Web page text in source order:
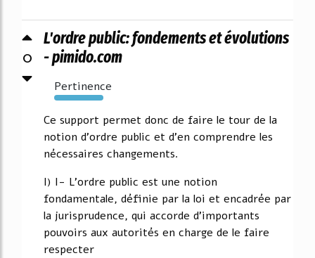
0
L'ordre public: fondements et évolutions
- pimido.com
Pertinence
203%
Ce support permet donc de faire le tour de la
notion d'ordre public et d'en comprendre les
nécessaires changements.
I) I- L'ordre public est une notion
fondamentale, définie par la loi et encadrée par
la jurisprudence, qui accorde d'importants
pouvoirs aux autorités en charge de le faire
respecter